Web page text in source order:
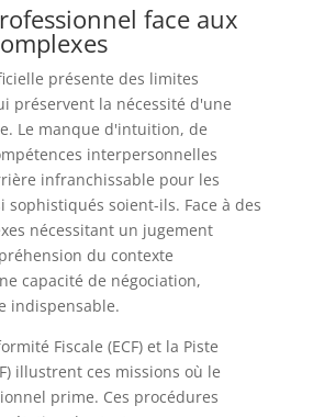
face aux
présente des limites
préservent la nécessité d'une
Le manque d'intuition, de
interpersonnelles
infranchissable pour les
sophistiqués soient-ils. Face à des
nécessitant un jugement
du contexte
capacité de négociation,
indispensable.
Fiscale (ECF) et la Piste
illustrent ces missions où le
prime. Ces procédures